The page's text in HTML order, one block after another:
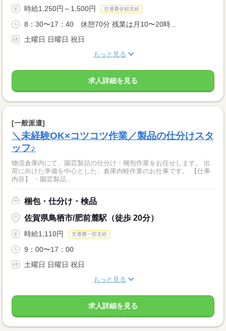
時給1,250円～1,500円 交通費全額支給
8：30〜17：40 休憩70分 残業は月10〜20時...
土曜日 日曜日 祝日
もっと見る
求人詳細を見る
[一般派遣]
＼未経験OK×コツコツ作業／製品の仕分けスタ
ッフ♪
物流倉庫内にて、園芸製品の仕分け・梱包作業をお任せします。 出
荷に向けた準備を中心とした、倉庫内軽作業のお仕事です。 【仕事
内容】 ・園芸製品...
梱包・仕分け・検品
佐賀県鳥栖市/肥前麓駅（徒歩 20分）
時給1,110円 交通費一部支給
9：00〜17：00
土曜日 日曜日 祝日
もっと見る
求人詳細を見る